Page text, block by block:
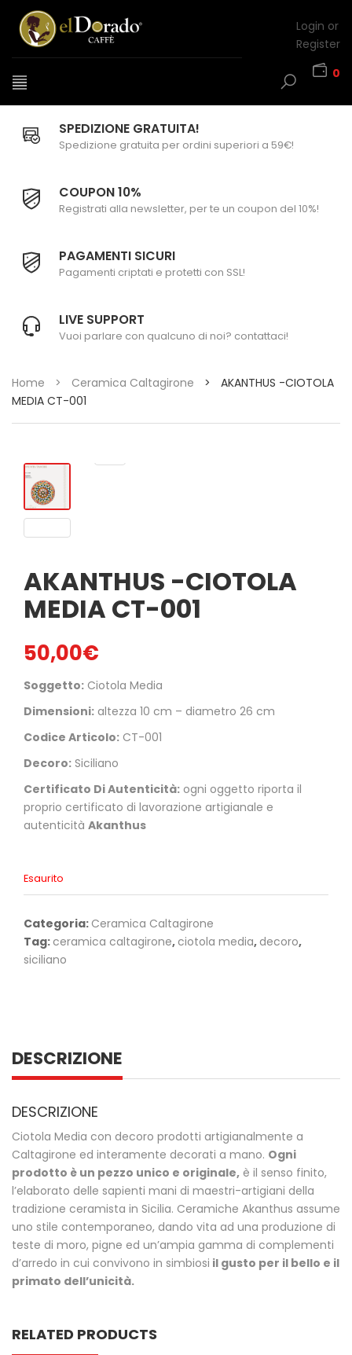
Login or
Register
0
SPEDIZIONE GRATUITA!
Spedizione gratuita per ordini superiori a 59€!
COUPON 10%
Registrati alla newsletter, per te un coupon del 10%!
PAGAMENTI SICURI
Pagamenti criptati e protetti con SSL!
LIVE SUPPORT
Vuoi parlare con qualcuno di noi? contattaci!
Home > Ceramica Caltagirone >
AKANTHUS -CIOTOLA
MEDIA CT-001
AKANTHUS -CIOTOLA
MEDIA CT-001
50,00€
Soggetto: Ciotola Media
Dimensioni: altezza 10 cm – diametro 26 cm
Codice Articolo: CT-001
Decoro: Siciliano
Certificato Di Autenticità: ogni oggetto riporta il
proprio certificato di lavorazione artigianale e
autenticità Akanthus
Esaurito
Categoria: Ceramica Caltagirone
Tag: ceramica caltagirone, ciotola media, decoro,
siciliano
DESCRIZIONE
DESCRIZIONE
Ciotola Media con decoro prodotti artigianalmente a
Caltagirone ed interamente decorati a mano. Ogni
prodotto è un pezzo unico e originale, è il senso finito,
l’elaborato delle sapienti mani di maestri-artigiani della
tradizione ceramista in Sicilia. Ceramiche Akanthus assume
uno stile contemporaneo, dando vita ad una produzione di
teste di moro, pigne ed un’ampia gamma di complementi
d’arredo in cui convivono in simbiosi il gusto per il bello e il
primato dell’unicità.
RELATED PRODUCTS